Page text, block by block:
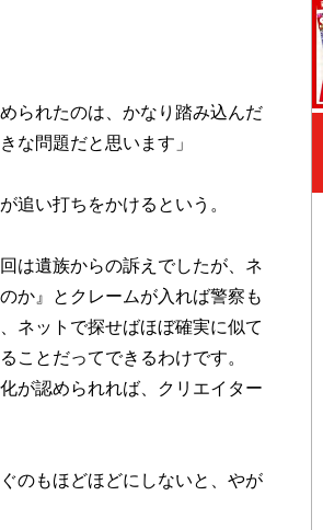
られたのは、かなり踏み込んだ
な問題だと思います」
い打ちをかけるという。
は遺族からの訴えでしたが、ネ
か』とクレームが入れば警察も
ネットで探せばほぼ確実に似て
ことだってできるわけです。
が認められれば、クリエイター
のもほどほどにしないと、やが